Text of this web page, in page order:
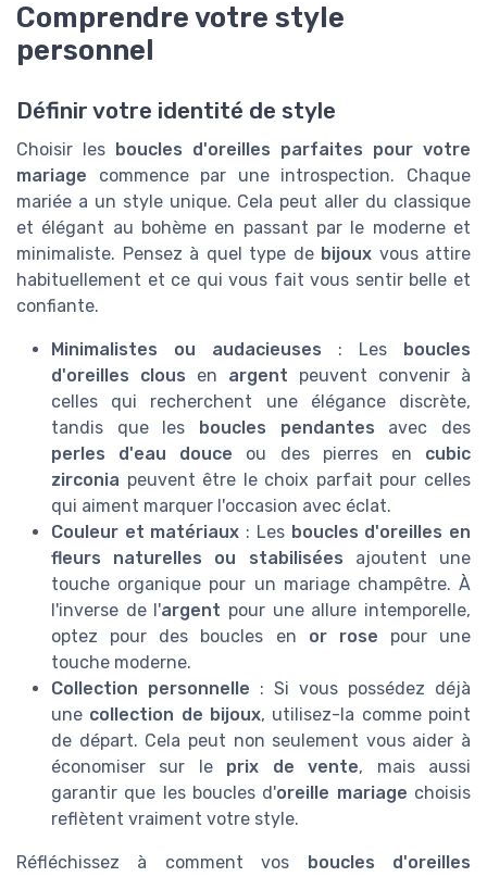
Comprendre votre style
personnel
Définir votre identité de style
Choisir les
boucles d'oreilles parfaites pour votre
mariage commence par une introspection. Chaque
mariée a un style unique. Cela peut aller du classique
et élégant au bohème en passant par le moderne et
minimaliste. Pensez à quel type de bijoux vous attire
habituellement et ce qui vous fait vous sentir belle et
confiante.
Minimalistes ou audacieuses : Les
boucles
d'oreilles clous en argent peuvent convenir à
celles qui recherchent une élégance discrète,
tandis que les
boucles pendantes avec des
perles d'eau douce ou des pierres en cubic
zirconia peuvent être le choix parfait pour celles
qui aiment marquer l'occasion avec éclat.
Couleur et matériaux : Les boucles d'oreilles en
fleurs naturelles ou stabilisées ajoutent une
touche organique pour un mariage champêtre. À
l'inverse de l'argent pour une allure intemporelle,
optez pour des boucles en or rose pour une
touche moderne.
Collection personnelle : Si vous possédez déjà
une collection de bijoux, utilisez-la comme point
de départ. Cela peut non seulement vous aider à
économiser sur le prix de vente, mais aussi
garantir que les boucles d'oreille mariage choisis
reflètent vraiment votre style.
Réfléchissez à comment vos
boucles d'oreilles